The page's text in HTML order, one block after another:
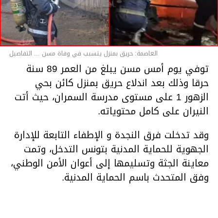
العاصمة: حريق بمنزل يتسبب في وفاة مسن ... التفاصيل
توفي يوم أمس مسن يبلغ من العمر 89 سنة
حرقا وذلك بعد اندلاع حريق بمنزل كائن بحي
الزهور 1 على مستوى مدرسة السمران، حيث أتت
النيران على كامل محتوياته.
وقد تدخلت فرق النجدة و الإطفاء التابعة للإدارة
الجهوية للحماية المدنية بتونس التدخل، وتمت
معاينة الجثة وتسليمها إلى أعوان الأمن الوطني،
وفق المتحدث باسم الحماية المدنية.